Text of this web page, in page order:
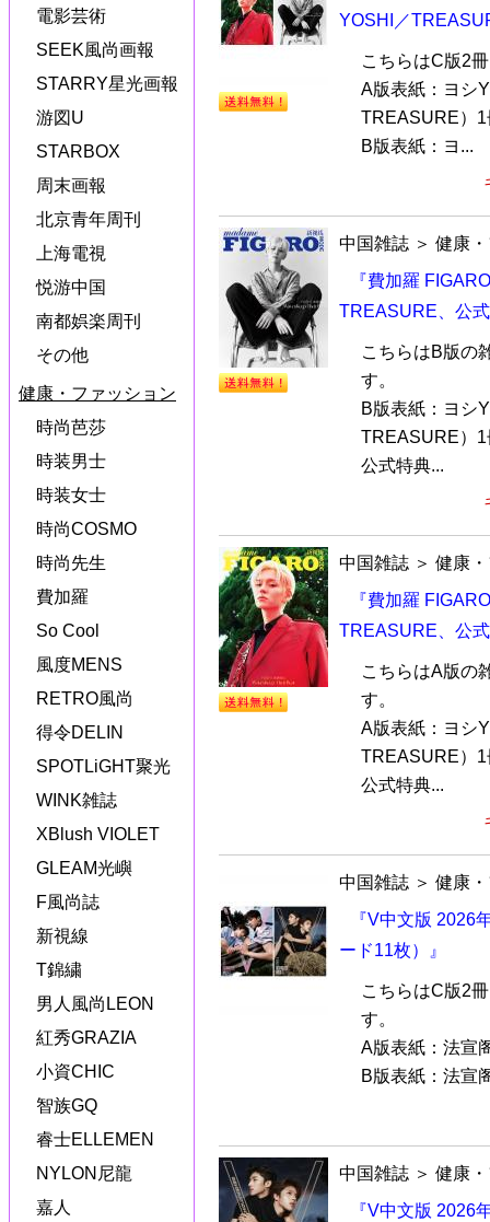
電影芸術
SEEK風尚画報
STARRY星光画報
游図U
STARBOX
周末画報
北京青年周刊
上海電視
悦游中国
南都娯楽周刊
その他
健康・ファッション
時尚芭莎
時装男士
時装女士
時尚COSMO
時尚先生
費加羅
So Cool
風度MENS
RETRO風尚
得令DELIN
SPOTLiGHT聚光
WINK雑誌
XBlush VIOLET
GLEAM光嶼
F風尚誌
新視線
T錦繍
男人風尚LEON
紅秀GRAZIA
小資CHIC
智族GQ
睿士ELLEMEN
NYLON尼龍
嘉人
YOSHI／
こちらはC版2
A版表紙：ヨシ
TREASURE）1
B版表紙：ヨ...
中国雑誌 ＞ 健康
『費加羅
TREASURE、公
こちらはB版の
す。
B版表紙：ヨシ
TREASURE）1
公式特典...
中国雑誌 ＞ 健康
『費加羅
TREASURE、公
こちらはA版の
す。
A版表紙：ヨシ
TREASURE）1
公式特典...
中国雑誌 ＞ 健康
『V中文版 2026
ード11枚）』
こちらはC版2
す。
A版表紙：法宣
B版表紙：法宣
中国雑誌 ＞ 健康
『V中文版 2026